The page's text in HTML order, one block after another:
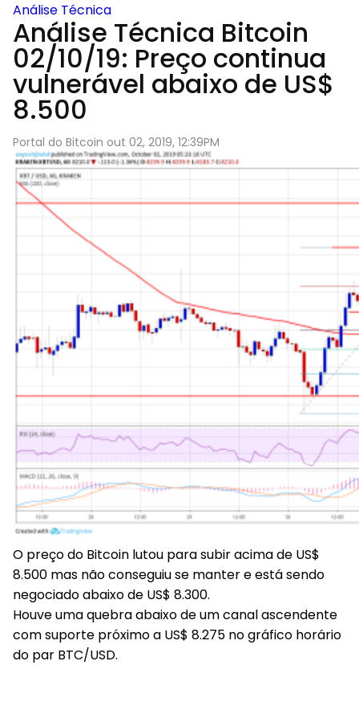
Análise Técnica
Análise Técnica Bitcoin
02/10/19: Preço continua
vulnerável abaixo de US$
8.500
Portal do Bitcoin out 02, 2019, 12:39PM
O preço do Bitcoin lutou para subir acima de US$
8.500 mas não conseguiu se manter e está sendo
negociado abaixo de US$ 8.300.
Houve uma quebra abaixo de um canal ascendente
com suporte próximo a US$ 8.275 no gráfico horário
do par BTC/USD.